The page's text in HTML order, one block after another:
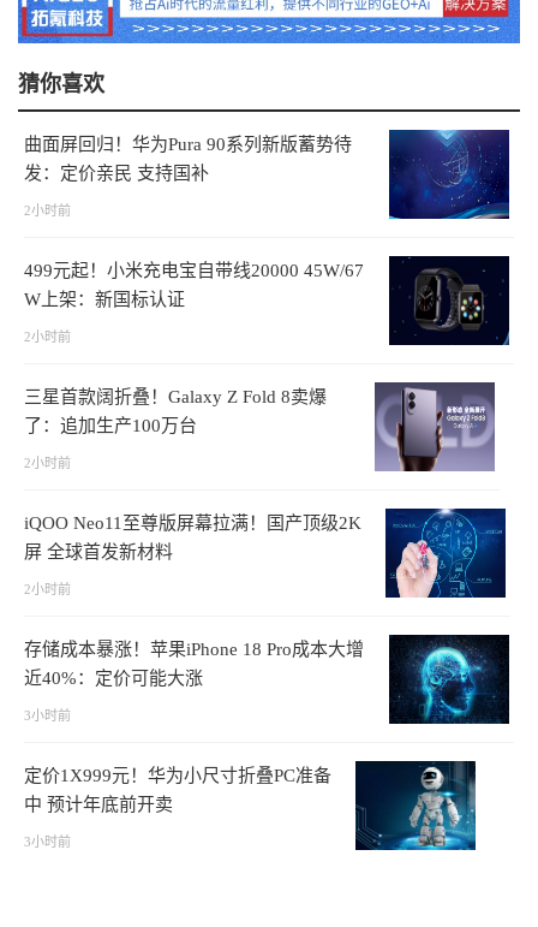
猜你喜欢
曲面屏回归！华为Pura 90系列新版蓄势待
发：定价亲民 支持国补
2小时前
499元起！小米充电宝自带线20000 45W/67
W上架：新国标认证
2小时前
三星首款阔折叠！Galaxy Z Fold 8卖爆
了：追加生产100万台
2小时前
iQOO Neo11至尊版屏幕拉满！国产顶级2K
屏 全球首发新材料
2小时前
存储成本暴涨！苹果iPhone 18 Pro成本大增
近40%：定价可能大涨
3小时前
定价1X999元！华为小尺寸折叠PC准备
中 预计年底前开卖
3小时前